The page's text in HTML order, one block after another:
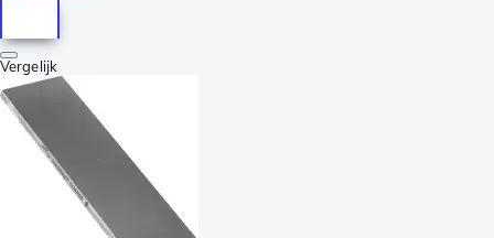
Vergelijk